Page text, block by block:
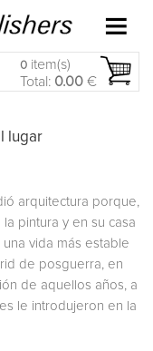
0 item(s)
Total: 0.00 €
lugar
arquitectura porque,
pintura y en su casa
vida más estable
de posguerra, en
de aquellos años, a
le introdujeron en la